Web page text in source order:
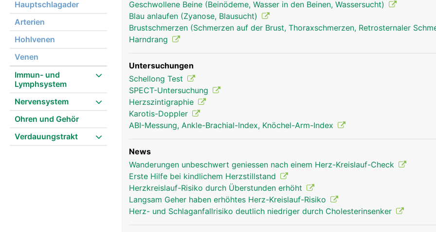
Hauptschlagader
Arterien
Hohlvenen
Venen
Immun- und
Lymphsystem
Nervensystem
Ohren und Gehör
Verdauungstrakt
herz frau herz mann
Geschwollene Beine (Beinödeme, Wasser in den Beinen, Wassersucht)
Blau anlaufen (Zyanose, Blausucht)
Brustschmerzen (Schmerzen auf der Brust, Thoraxschmerzen, Retrosternaler
Harndrang
Untersuchungen
Schellong Test
SPECT-Untersuchung
Herzszintigraphie
Karotis-Doppler
ABI-Messung, Ankle-Brachial-Index, Knöchel-Arm-Index
News
Wanderungen unbeschwert geniessen nach einem Herz-Kreislauf-Check
Erste Hilfe bei kindlichem Herzstillstand
Herzkreislauf-Risiko durch Überstunden erhöht
Langsam Geher haben erhöhtes Herz-Kreislauf-Risiko
Herz- und Schlaganfallrisiko deutlich niedriger durch Cholesterinsenker